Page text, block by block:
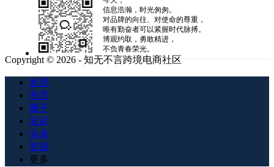
信息浩瀚，时光匆匆。
对品牌的向往、对使命的尊重，
唯有勤奋者可以紧握时代脉搏。
博观约取，勇敢精进，
不负青春荣光。
Copyright © 2026 - 知无不言跨境电商社区
发现
悬赏
圈子
发起
头条
资源
更多